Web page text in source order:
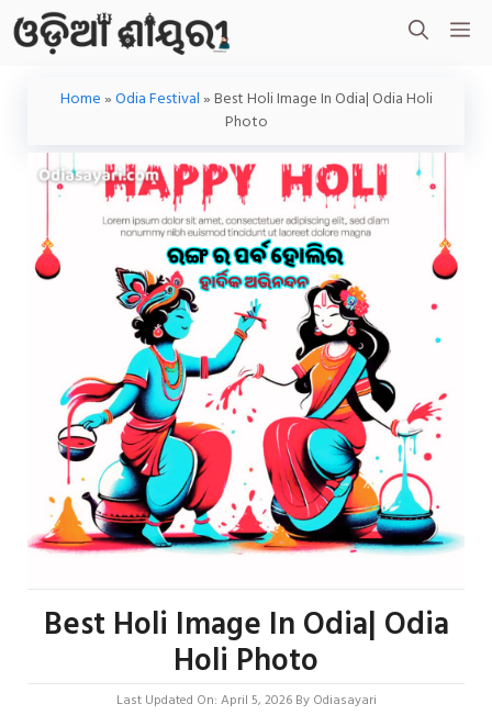
Skip
To
Content
Home»Odia Festival»Best Holi Image In Odia| Odia Holi
Photo
Best Holi Image In Odia| Odia
Holi Photo
Last Updated On: April 5, 2026 By Odiasayari